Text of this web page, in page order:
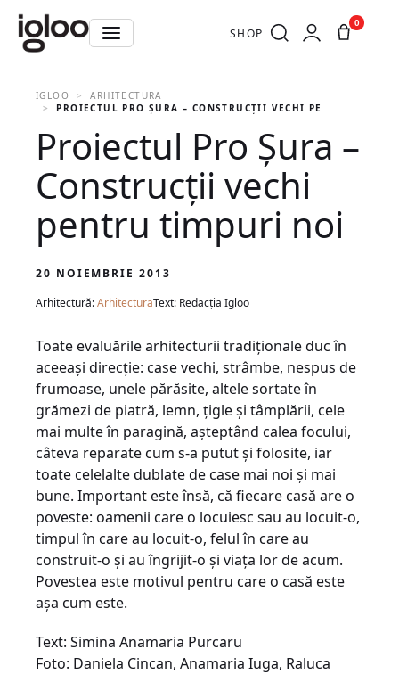
SHOP
0
IGLOO
ARHITECTURA
PROIECTUL PRO ŞURA – CONSTRUCŢII VECHI PENTRU
Proiectul Pro Şura –
Construcţii vechi
pentru timpuri noi
20 NOIEMBRIE 2013
Arhitectură:ArhitecturaText: Redacția Igloo
Toate evaluările arhitecturii tradiţionale duc în
aceeaşi direcţie: case vechi, strâmbe, nespus de
frumoase, unele părăsite, altele sortate în
grămezi de piatră, lemn, ţigle şi tâmplării, cele
mai multe în paragină, aşteptând calea focului,
câteva reparate cum s-a putut şi folosite, iar
toate celelalte dublate de case mai noi şi mai
bune. Important este însă, că fiecare casă are o
poveste: oamenii care o locuiesc sau au locuit-o,
timpul în care au locuit-o, felul în care au
construit-o şi au îngrijit-o şi viaţa lor de acum.
Povestea este motivul pentru care o casă este
aşa cum este.
Text: Simina Anamaria Purcaru
Foto: Daniela Cincan, Anamaria Iuga, Raluca